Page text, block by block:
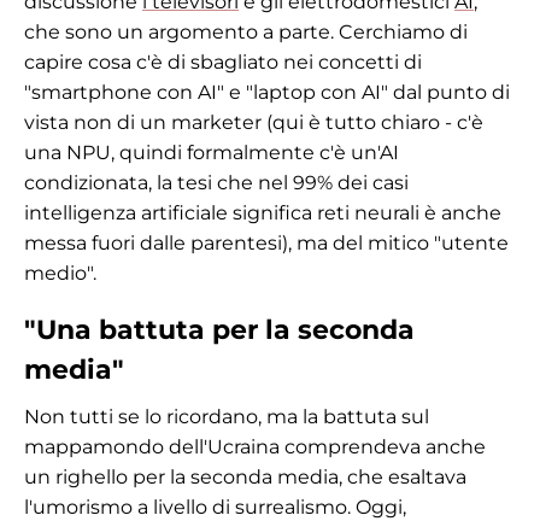
che sono un argomento a parte. Cerchiamo di
capire cosa c'è di sbagliato nei concetti di
"smartphone con AI" e "laptop con AI" dal punto di
vista non di un marketer (qui è tutto chiaro - c'è
una NPU, quindi formalmente c'è un'AI
condizionata, la tesi che nel 99% dei casi
intelligenza artificiale significa reti neurali è anche
messa fuori dalle parentesi), ma del mitico "utente
medio".
"Una battuta per la seconda
media"
Non tutti se lo ricordano, ma la battuta sul
mappamondo dell'Ucraina comprendeva anche
un righello per la seconda media, che esaltava
l'umorismo a livello di surrealismo. Oggi,